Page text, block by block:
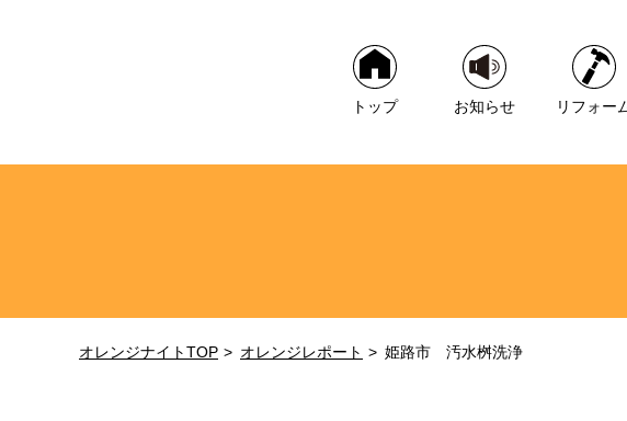
トップ お知らせ リフォー
オレンジナイトTOP オレンジレポート 姫路市 汚水桝洗浄